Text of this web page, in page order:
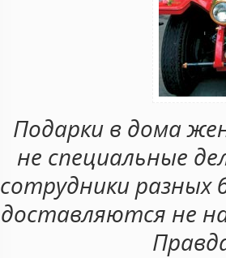
Подарки в дома
не специальные
сотрудники разных
доставляются не